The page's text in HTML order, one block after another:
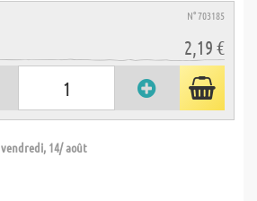
N° 703185
2,19 €
vendredi, 14/ août